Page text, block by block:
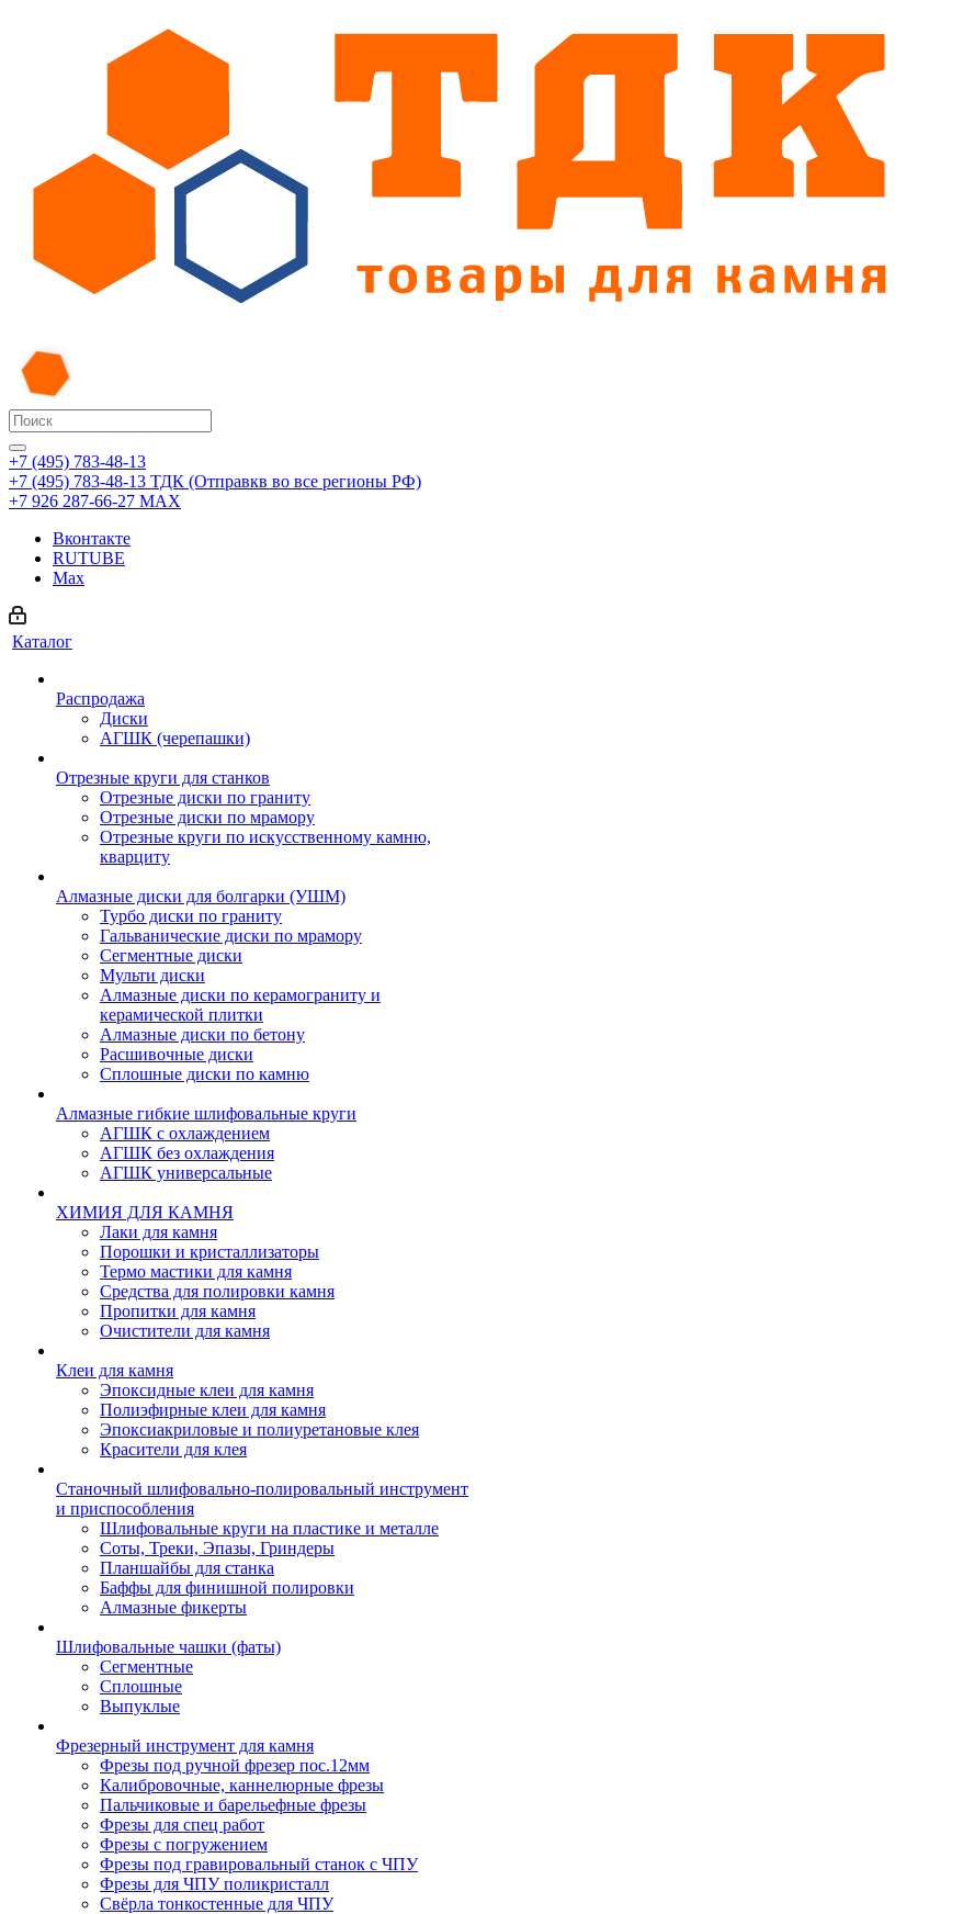
+7 (495) 783-48-13
+7 (495) 783-48-13 ТДК (Отправкв во все регионы РФ)
+7 926 287-66-27 МАХ
Вконтакте
RUTUBE
Max
Каталог
Распродажа
Диски
АГШК (черепашки)
Отрезные круги для станков
Отрезные диски по граниту
Отрезные диски по мрамору
Отрезные круги по искусственному камню,
кварциту
Алмазные диски для болгарки (УШМ)
Турбо диски по граниту
Гальванические диски по мрамору
Сегментные диски
Мульти диски
Алмазные диски по керамограниту и
керамической плитки
Алмазные диски по бетону
Расшивочные диски
Сплошные диски по камню
Алмазные гибкие шлифовальные круги
АГШК с охлаждением
АГШК без охлаждения
АГШК универсальные
ХИМИЯ ДЛЯ КАМНЯ
Лаки для камня
Порошки и кристаллизаторы
Термо мастики для камня
Средства для полировки камня
Пропитки для камня
Очистители для камня
Клеи для камня
Эпоксидные клеи для камня
Полиэфирные клеи для камня
Эпоксиакриловые и полиуретановые клея
Красители для клея
Станочный шлифовально-полировальный инструмент
и приспособления
Шлифовальные круги на пластике и металле
Соты, Треки, Эпазы, Гриндеры
Планшайбы для станка
Баффы для финишной полировки
Алмазные фикерты
Шлифовальные чашки (фаты)
Сегментные
Сплошные
Выпуклые
Фрезерный инструмент для камня
Фрезы под ручной фрезер пос.12мм
Калибровочные, каннелюрные фрезы
Пальчиковые и барельефные фрезы
Фрезы для спец работ
Фрезы с погружением
Фрезы под гравировальный станок с ЧПУ
Фрезы для ЧПУ поликристалл
Свёрла тонкостенные для ЧПУ